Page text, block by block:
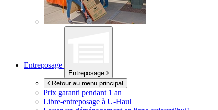
Entreposage
Entreposage
Retour au menu principal
Prix garanti pendant 1 an
Libre-entreposage à U-Haul